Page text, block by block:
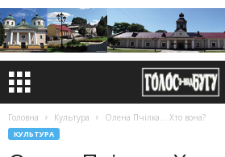
Головна Культура Олена Пчілка… Хто вона?
КУЛЬТУРА